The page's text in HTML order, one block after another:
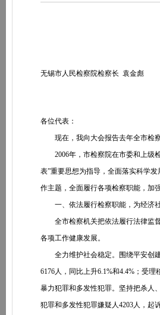
无锡市人民检察院检察长 袁金彪
各位代表：
现在，我向大会报告去年全市检察
2006年，市检察院在市委和上级检
表”重要思想为指导，全面落实科学
作主题，全面履行各项检察职能，加
一、依法履行检察职能，为经济
全市检察机关把依法履行法律监督
各项工作健康发展。
全力维护社会稳定。围绕平安创建
6176人，同比上升6.1%和4.4%；受
暴力犯罪和多发性犯罪。坚持把杀人
犯罪和多发性犯罪嫌疑人4203人，起